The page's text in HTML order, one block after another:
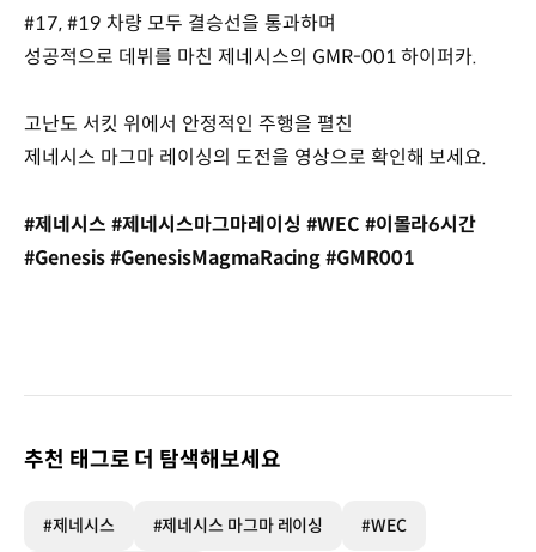
#17, #19 차량 모두 결승선을 통과하며
성공적으로 데뷔를 마친 제네시스의 GMR-001 하이퍼카.
고난도 서킷 위에서 안정적인 주행을 펼친
제네시스 마그마 레이싱의 도전을 영상으로 확인해 보세요.
#제네시스 #제네시스마그마레이싱 #WEC #이몰라6시간
#Genesis #GenesisMagmaRacing #GMR001
추천 태그로 더 탐색해보세요
#제네시스 #제네시스 마그마 레이싱 #WEC